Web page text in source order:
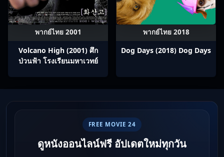
พากย์ไทย 2001
Volcano High (2001) ศึก
ป่วนฟ้า โรงเรียนมหาเวทย์
พากย์ไทย 2018
Dog Days (2018) Dog Days
FREE MOVIE 24
ดูหนังออนไลน์ฟรี อัปเดตใหม่ทุกวัน